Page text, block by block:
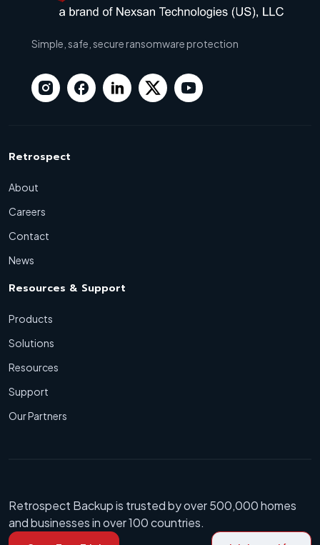
Simple, safe, secure ransomware protection
Retrospect
About
Careers
Contact
News
Resources & Support
Products
Solutions
Resources
Support
Our Partners
Retrospect Backup is trusted by over 500,000 homes
and businesses in over 100 countries.